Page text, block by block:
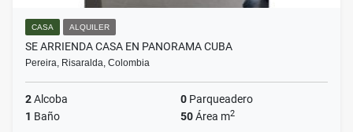
CASA ALQUILER
SE ARRIENDA CASA EN PANORAMA CUBA
Pereira, Risaralda, Colombia
2Alcoba 0 Parqueadero
1 Baño 50Área m2